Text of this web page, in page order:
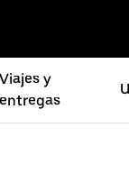
Viajes y
entregas